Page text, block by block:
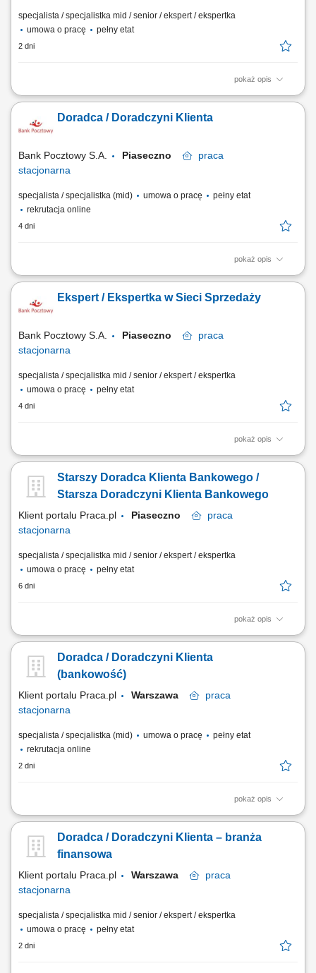
specjalista / specjalistka mid / senior / ekspert / ekspertka
umowa o pracę
pełny etat
2 dni
pokaż opis
Aktywne pozyskiwanie klientów i budowanie z nimi długofalowych
odpowiednich rozwiązań finansowych. Sprzedaż produktów
bankowych, w tym funduszy inwestycyjnych. Operacyjna obsługa
Doradca / Doradczyni Klienta
Bank Pocztowy S.A. Piaseczno
praca
stacjonarna
specjalista / specjalistka (mid) umowa o pracę
pełny etat
rekrutacja online
4 dni
pokaż opis
Twój zakres obowiązków diagnozowanie potrzeb i oczekiwań Klientów,
sprzedażowych, kształtowanie pozytywnego wizerunku Banku poprzez
wysoką jakość obsługi, operacyjna obsługa Klientów detalicznych,
Ekspert / Ekspertka w Sieci Sprzedaży
Bank Pocztowy S.A. Piaseczno
praca
stacjonarna
specjalista / specjalistka mid / senior / ekspert / ekspertka
umowa o pracę
pełny etat
4 dni
pokaż opis
Twój zakres obowiązków Diagnozowanie potrzeb i oczekiwań Klientów;
relacji; Realizacja celów sprzedażowych; Kształtowanie pozytywnego
wizerunku Banku poprzez wysoką jakość obsługi; Operacyjna obsługa
Starszy Doradca Klienta Bankowego /
Starsza Doradczyni Klienta Bankowego
Klient portalu Praca.pl Piaseczno
praca
stacjonarna
specjalista / specjalistka mid / senior / ekspert / ekspertka
umowa o pracę
pełny etat
6 dni
pokaż opis
Analiza potrzeb finansowych klientów indywidualnych oraz sektora MŚP
nowych klientów oraz budowanie długoterminowych relacji
biznesowych; Sprzedaż produktów i usług bankowych, w tym funduszy
Doradca / Doradczyni Klienta
(bankowość)
Klient portalu Praca.pl Warszawa
praca
stacjonarna
specjalista / specjalistka (mid) umowa o pracę
pełny etat
rekrutacja online
2 dni
pokaż opis
obsługa klientów; utrzymywanie dobrych relacji z klientami; realizacja
firm;
Doradca / Doradczyni Klienta – branża
finansowa
Klient portalu Praca.pl Warszawa
praca
stacjonarna
specjalista / specjalistka mid / senior / ekspert / ekspertka
umowa o pracę
pełny etat
2 dni